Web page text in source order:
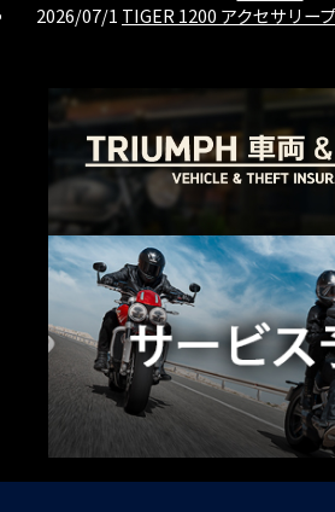
2026/07/1 TIGER 1200 アクセサリー